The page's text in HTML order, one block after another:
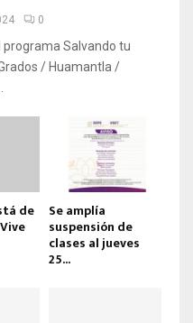
0
Salvando tu
/ Huamantla /
de Se amplía
suspensión de
clases al jueves
25...